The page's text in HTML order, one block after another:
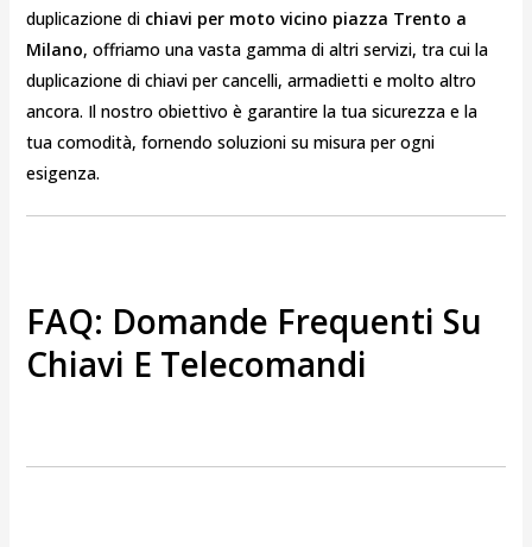
duplicazione di chiavi per moto vicino piazza Trento a
Milano, offriamo una vasta gamma di altri servizi, tra cui la
duplicazione di chiavi per cancelli, armadietti e molto altro
ancora. Il nostro obiettivo è garantire la tua sicurezza e la
tua comodità, fornendo soluzioni su misura per ogni
esigenza.
FAQ: Domande Frequenti Su
Chiavi E Telecomandi